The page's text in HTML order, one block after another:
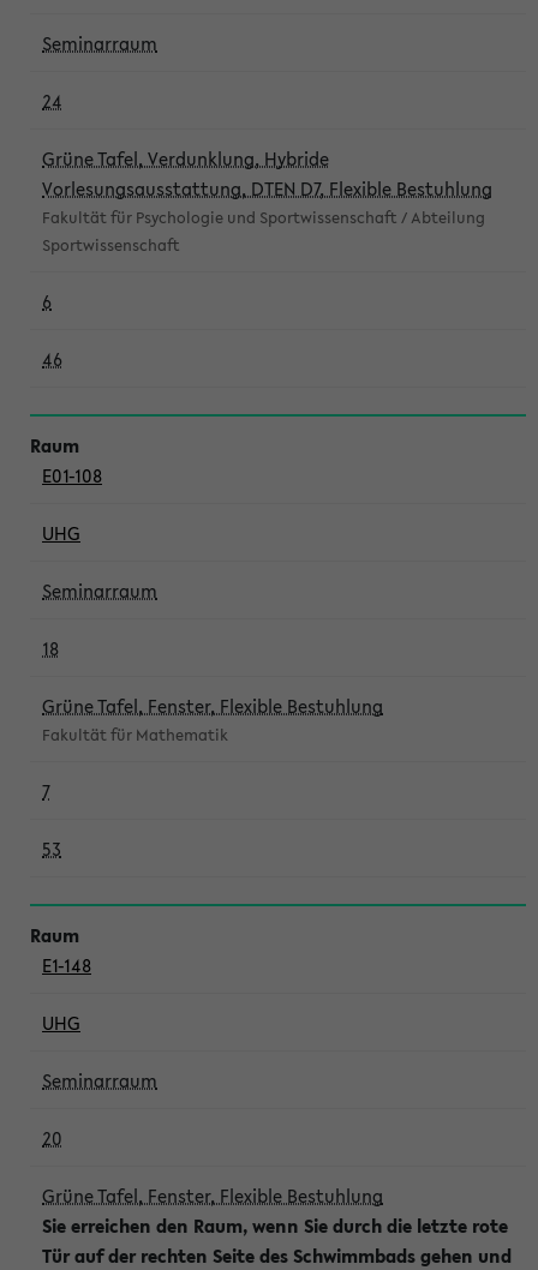
Seminarraum
24
Grüne Tafel, Verdunklung, Hybride
Vorlesungsausstattung, DTEN D7, Flexible Bestuhlung
Fakultät für Psychologie und Sportwissenschaft / Abteilung
Sportwissenschaft
6
46
E01-108
UHG
Seminarraum
18
Grüne Tafel, Fenster, Flexible Bestuhlung
Fakultät für Mathematik
7
53
E1-148
UHG
Seminarraum
20
Grüne Tafel, Fenster, Flexible Bestuhlung
Sie erreichen den Raum, wenn Sie durch die letzte rote
Tür auf der rechten Seite des Schwimmbads gehen und